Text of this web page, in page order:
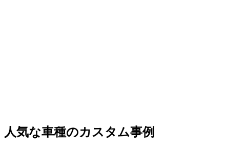
人気な車種のカスタム事例